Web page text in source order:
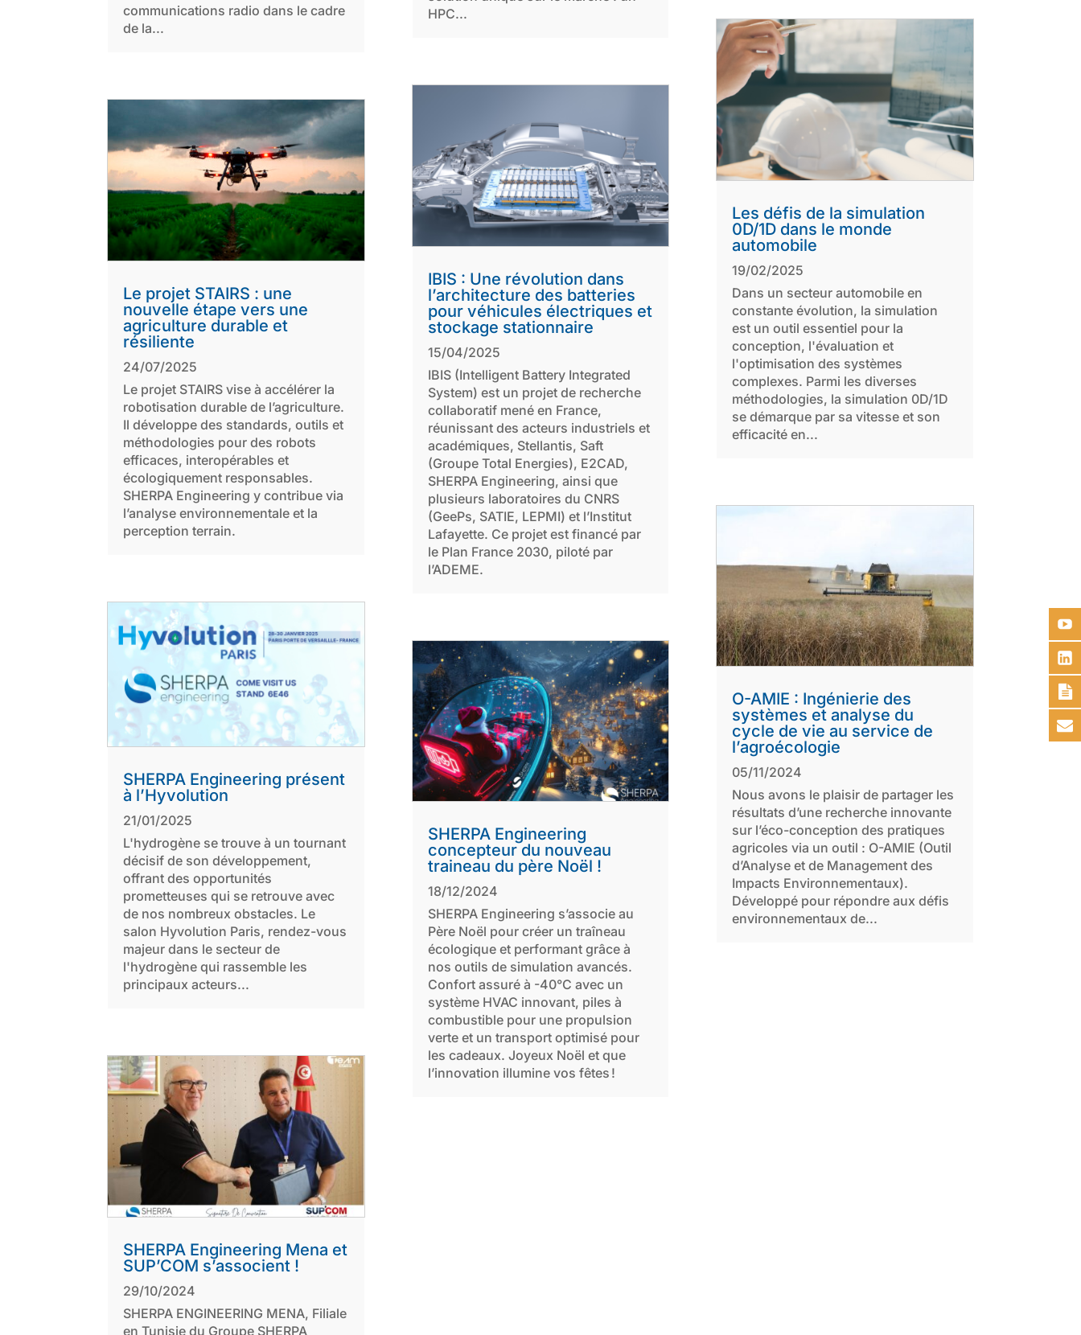
communications radio dans le cadre
de la...
Le projet STAIRS : une
nouvelle étape vers une
agriculture durable et
résiliente
24/07/2025
Le projet STAIRS vise à accélérer la
robotisation durable de l’agriculture.
Il développe des standards, outils et
méthodologies pour des robots
efficaces, interopérables et
écologiquement responsables.
SHERPA Engineering y contribue via
l’analyse environnementale et la
perception terrain.
SHERPA Engineering présent
à l’Hyvolution
21/01/2025
L'hydrogène se trouve à un tournant
décisif de son développement,
offrant des opportunités
prometteuses qui se retrouve avec
de nos nombreux obstacles. Le
salon Hyvolution Paris, rendez-vous
majeur dans le secteur de
l'hydrogène qui rassemble les
principaux acteurs...
SHERPA Engineering Mena et
SUP’COM s’associent !
29/10/2024
SHERPA ENGINEERING MENA, Filiale
en Tunisie du Groupe SHERPA
HPC...
IBIS : Une révolution dans
l’architecture des batteries
pour véhicules électriques et
stockage stationnaire
15/04/2025
IBIS (Intelligent Battery Integrated
System) est un projet de recherche
collaboratif mené en France,
réunissant des acteurs industriels et
académiques, Stellantis, Saft
(Groupe Total Energies), E2CAD,
SHERPA Engineering, ainsi que
plusieurs laboratoires du CNRS
(GeePs, SATIE, LEPMI) et l’Institut
Lafayette. Ce projet est financé par
le Plan France 2030, piloté par
l’ADEME.
SHERPA Engineering
concepteur du nouveau
traineau du père Noël !
18/12/2024
SHERPA Engineering s’associe au
Père Noël pour créer un traîneau
écologique et performant grâce à
nos outils de simulation avancés.
Confort assuré à -40°C avec un
système HVAC innovant, piles à
combustible pour une propulsion
verte et un transport optimisé pour
les cadeaux. Joyeux Noël et que
l’innovation illumine vos fêtes !
Les défis de la simulation
0D/1D dans le monde
automobile
19/02/2025
Dans un secteur automobile en
constante évolution, la simulation
est un outil essentiel pour la
conception, l'évaluation et
l'optimisation des systèmes
complexes. Parmi les diverses
méthodologies, la simulation 0D/1D
se démarque par sa vitesse et son
efficacité en...
O-AMIE : Ingénierie des
systèmes et analyse du
cycle de vie au service de
l’agroécologie
05/11/2024
Nous avons le plaisir de partager les
résultats d’une recherche innovante
sur l’éco-conception des pratiques
agricoles via un outil : O-AMIE (Outil
d’Analyse et de Management des
Impacts Environnementaux).
Développé pour répondre aux défis
environnementaux de...